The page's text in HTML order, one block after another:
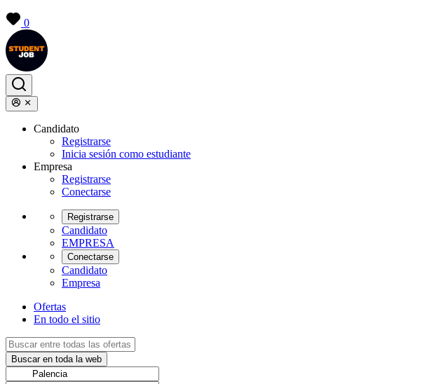
0
Candidato
Registrarse
Inicia sesión como estudiante
Empresa
Registrarse
Conectarse
Registrarse
Candidato
EMPRESA
Conectarse
Candidato
Empresa
Ofertas
En todo el sitio